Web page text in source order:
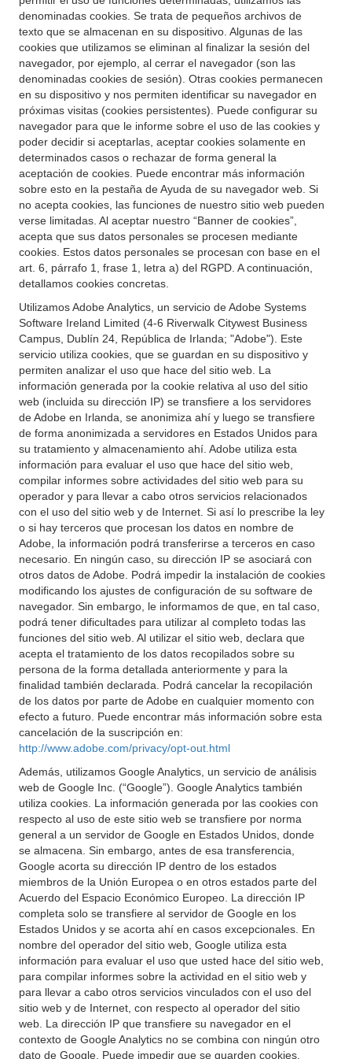
denominadas cookies. Se trata de pequeños archivos de
texto que se almacenan en su dispositivo. Algunas de las
cookies que utilizamos se eliminan al finalizar la sesión del
navegador, por ejemplo, al cerrar el navegador (son las
denominadas cookies de sesión). Otras cookies permanecen
en su dispositivo y nos permiten identificar su navegador en
próximas visitas (cookies persistentes). Puede configurar su
navegador para que le informe sobre el uso de las cookies y
poder decidir si aceptarlas, aceptar cookies solamente en
determinados casos o rechazar de forma general la
aceptación de cookies. Puede encontrar más información
sobre esto en la pestaña de Ayuda de su navegador web. Si
no acepta cookies, las funciones de nuestro sitio web pueden
verse limitadas. Al aceptar nuestro “Banner de cookies”,
acepta que sus datos personales se procesen mediante
cookies. Estos datos personales se procesan con base en el
art. 6, párrafo 1, frase 1, letra a) del RGPD. A continuación,
detallamos cookies concretas.
Utilizamos Adobe Analytics, un servicio de Adobe Systems
Software Ireland Limited (4-6 Riverwalk Citywest Business
Campus, Dublín 24, República de Irlanda; "Adobe"). Este
servicio utiliza cookies, que se guardan en su dispositivo y
permiten analizar el uso que hace del sitio web. La
información generada por la cookie relativa al uso del sitio
web (incluida su dirección IP) se transfiere a los servidores
de Adobe en Irlanda, se anonimiza ahí y luego se transfiere
de forma anonimizada a servidores en Estados Unidos para
su tratamiento y almacenamiento ahí. Adobe utiliza esta
información para evaluar el uso que hace del sitio web,
compilar informes sobre actividades del sitio web para su
operador y para llevar a cabo otros servicios relacionados
con el uso del sitio web y de Internet. Si así lo prescribe la ley
o si hay terceros que procesan los datos en nombre de
Adobe, la información podrá transferirse a terceros en caso
necesario. En ningún caso, su dirección IP se asociará con
otros datos de Adobe. Podrá impedir la instalación de cookies
modificando los ajustes de configuración de su software de
navegador. Sin embargo, le informamos de que, en tal caso,
podrá tener dificultades para utilizar al completo todas las
funciones del sitio web. Al utilizar el sitio web, declara que
acepta el tratamiento de los datos recopilados sobre su
persona de la forma detallada anteriormente y para la
finalidad también declarada. Podrá cancelar la recopilación
de los datos por parte de Adobe en cualquier momento con
efecto a futuro. Puede encontrar más información sobre esta
cancelación de la suscripción en:
http://www.adobe.com/privacy/opt-out.html
Además, utilizamos Google Analytics, un servicio de análisis
web de Google Inc. (“Google”). Google Analytics también
utiliza cookies. La información generada por las cookies con
respecto al uso de este sitio web se transfiere por norma
general a un servidor de Google en Estados Unidos, donde
se almacena. Sin embargo, antes de esa transferencia,
Google acorta su dirección IP dentro de los estados
miembros de la Unión Europea o en otros estados parte del
Acuerdo del Espacio Económico Europeo. La dirección IP
completa solo se transfiere al servidor de Google en los
Estados Unidos y se acorta ahí en casos excepcionales. En
nombre del operador del sitio web, Google utiliza esta
información para evaluar el uso que usted hace del sitio web,
para compilar informes sobre la actividad en el sitio web y
para llevar a cabo otros servicios vinculados con el uso del
sitio web y de Internet, con respecto al operador del sitio
web. La dirección IP que transfiere su navegador en el
contexto de Google Analytics no se combina con ningún otro
dato de Google. Puede impedir que se guarden cookies,